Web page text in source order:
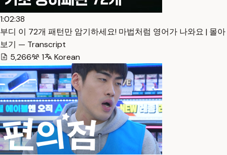
1:02:38
부디 이 72개 패턴만 암기하세요! 마법처럼 영어가 나와요 | 몰아
보기 — Transcript
5,266
1 Korean